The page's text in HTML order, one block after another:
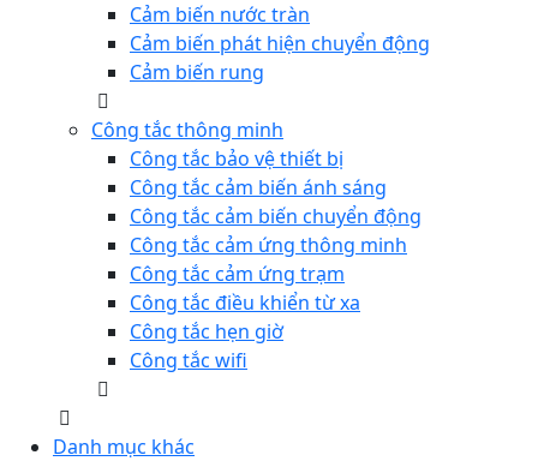
Cảm biến nước tràn
Cảm biến phát hiện chuyển động
Cảm biến rung
Công tắc thông minh
Công tắc bảo vệ thiết bị
Công tắc cảm biến ánh sáng
Công tắc cảm biến chuyển động
Công tắc cảm ứng thông minh
Công tắc cảm ứng trạm
Công tắc điều khiển từ xa
Công tắc hẹn giờ
Công tắc wifi
Danh mục khác